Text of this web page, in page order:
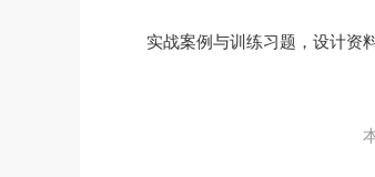
实战案例与训练习题，设计资